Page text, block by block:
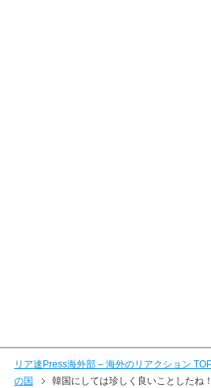
リア速Press海外部 – 海外のリアクション
の国
韓国にしては珍しく良いことしたね